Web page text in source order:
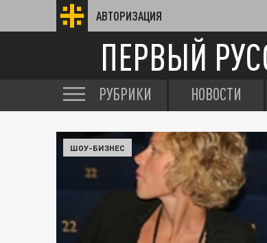
АВТОРИЗАЦИЯ
ПЕРВЫЙ
РУБРИКИ НОВОСТИ
ШОУ-БИЗНЕС